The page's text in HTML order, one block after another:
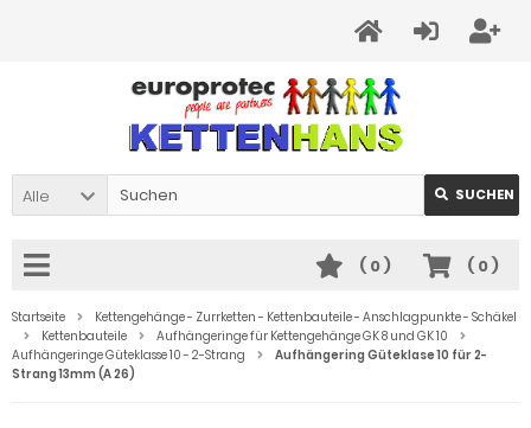
Alle SUCHEN
( 0)
( 0)
Startseite
Kettengehänge - Zurrketten - Kettenbauteile - Anschlagpunkte - Schäkel
Kettenbauteile
Aufhängeringe für Kettengehänge GK 8 und GK 10
Aufhängeringe Güteklasse 10 - 2-Strang
Aufhängering Güteklase 10 für 2-
Strang 13mm (A 26)